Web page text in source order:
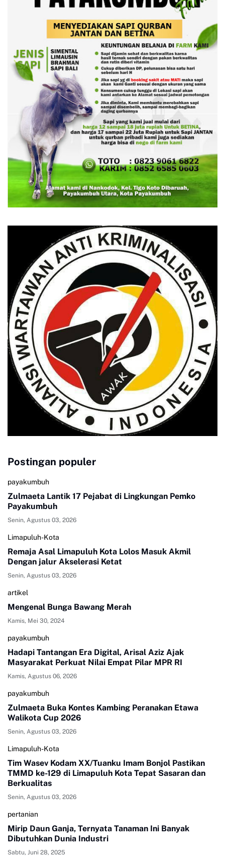
Postingan populer
payakumbuh
Zulmaeta Lantik 17 Pejabat di Lingkungan Pemko
Payakumbuh
Senin, Agustus 03, 2026
Limapuluh-Kota
Remaja Asal Limapuluh Kota Lolos Masuk Akmil
Dengan jalur Akselerasi Ketat
Senin, Agustus 03, 2026
artikel
Mengenal Bunga Bawang Merah
Kamis, Mei 30, 2024
payakumbuh
Hadapi Tantangan Era Digital, Arisal Aziz Ajak
Masyarakat Perkuat Nilai Empat Pilar MPR RI
Kamis, Agustus 06, 2026
payakumbuh
Zulmaeta Buka Kontes Kambing Peranakan Etawa
Walikota Cup 2026
Senin, Agustus 03, 2026
Limapuluh-Kota
Tim Wasev Kodam XX/Tuanku Imam Bonjol Pastikan
TMMD ke-129 di Limapuluh Kota Tepat Sasaran dan
Berkualitas
Senin, Agustus 03, 2026
pertanian
Mirip Daun Ganja, Ternyata Tanaman Ini Banyak
Dibutuhkan Dunia Industri
Sabtu, Juni 28, 2025